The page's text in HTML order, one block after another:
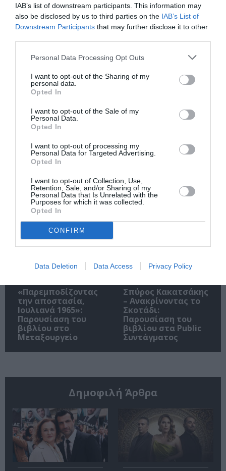
IAB’s list of downstream participants. This information may
also be disclosed by us to third parties on the IAB’s List of
Downstream Participants that may further disclose it to other
Personal Data Processing Opt Outs
I want to opt-out of the Sharing of my
personal data.
Opted In
I want to opt-out of the Sale of my
Personal Data.
Opted In
I want to opt-out of processing my
Personal Data for Targeted Advertising.
Opted In
I want to opt-out of Collection, Use,
Retention, Sale, and/or Sharing of my
Personal Data that Is Unrelated with the
Purposes for which it was collected.
Opted In
CONFIRM
Data Deletion Data Access Privacy Policy
Η μακρά λίστα με
τις υποψηφιότητες
για το Βραβείο
Booker 2026
Έκθεση Βιβλίου
2026 στο Ναύπλιο
«Παρεμποδίζοντας
την αποστασία,
Ιουλιανά 1965»:
Παρουσίαση του
βιβλίου στο
Μεταξουργείο
Σπύρος Κακατσάκης
– Ανακρίνοντας το
Σκοτάδι:
Παρουσίαση του
βιβλίου στα Public
Συντάγματος
Δημοφιλή Άρθρα